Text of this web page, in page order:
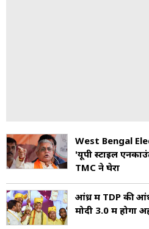
West Bengal
'यूपी स्टाइल
TMC ने घेरा
आंध्र में TDP की
मोदी 3.0 में होगा